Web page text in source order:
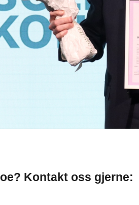
Kontakt oss gjerne: